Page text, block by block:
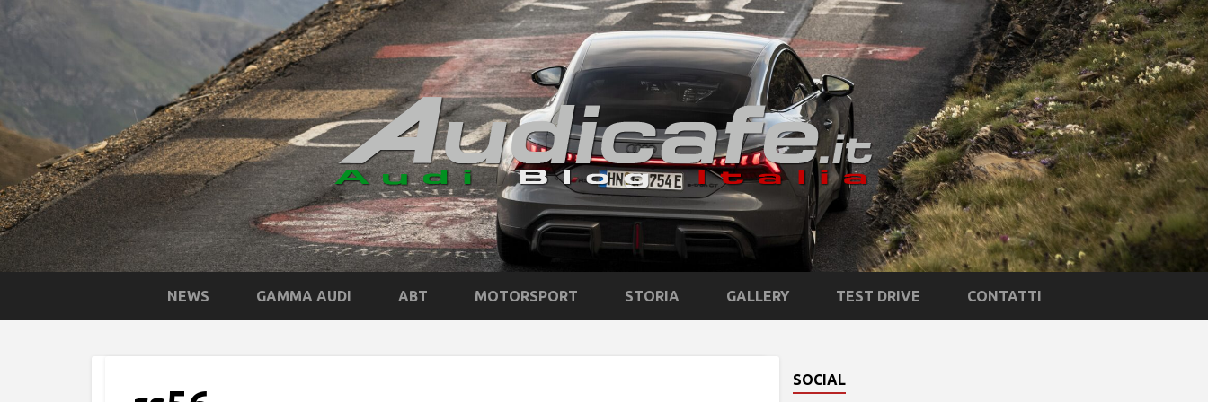
NEWS GAMMA AUDI ABT MOTORSPORT STORIA GALLERY TEST DRIVE CONTATTI
SOCIAL